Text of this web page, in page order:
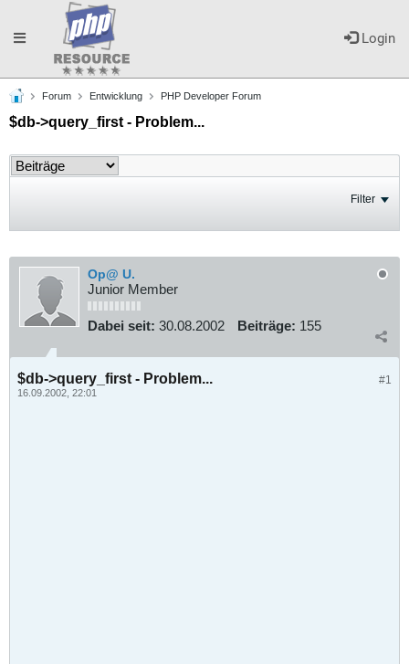
Login
Toggle
navigation
Forum Entwicklung PHP Developer Forum
$db->query_first - Problem...
Filter
Op@ U.
Junior Member
Dabei seit: 30.08.2002 Beiträge: 155
#1
$db->query_first - Problem...
16.09.2002, 22:01